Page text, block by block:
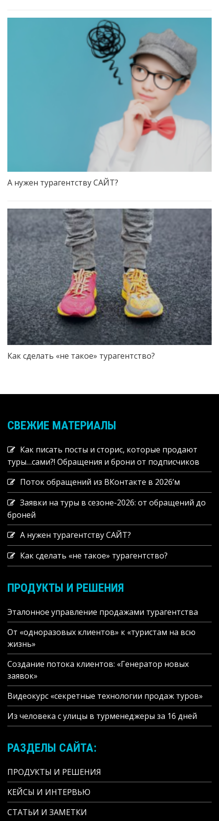
А нужен турагентству САЙТ?
Как сделать «не такое» турагентство?
СВЕЖИЕ МАТЕРИАЛЫ
Как писать посты и сторис, которые продают
туры…сами?! Обращения и брони от подписчиков
Поток обращений из ВКонтакте в 2026’м
Заявки на туры в сезоне-2026: от обращений до
броней
А нужен турагентству САЙТ?
Как сделать «не такое» турагентство?
ПРОДУКТЫ И РЕШЕНИЯ
Эталонное управление продажами турагентства
От «одноразовых клиентов» к «туристам на всю
жизнь»
Создание потока клиентов: «Генератор новых
заявок»
Видеокурс «секретные технологии продаж туров»
Из человека с улицы в турменеджеры за 16 дней
РАЗДЕЛЫ САЙТА:
ПРОДУКТЫ И РЕШЕНИЯ
КЕЙСЫ И ИНТЕРВЬЮ
СТАТЬИ И ЗАМЕТКИ